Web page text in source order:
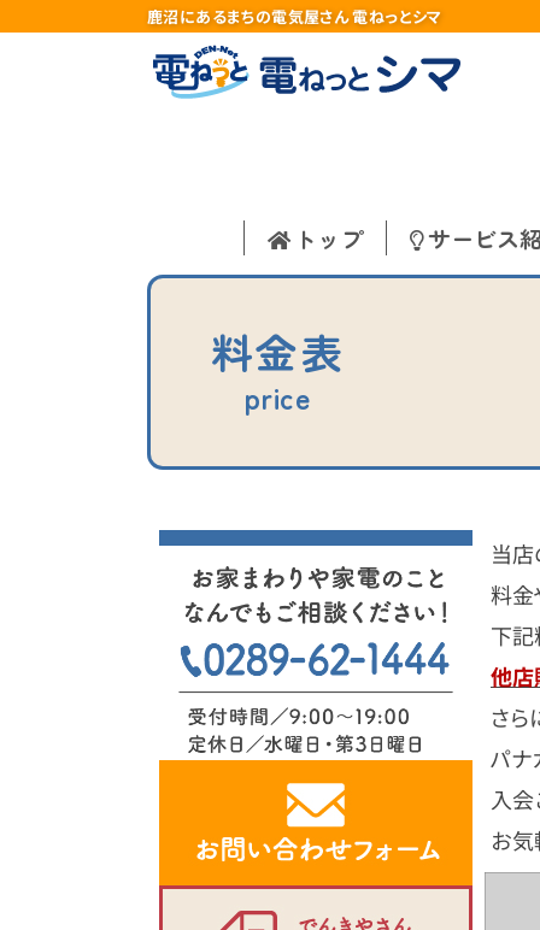
鹿沼にあるまちの電気屋さん 電ねっとシマ
トップ サービス
料金表
price
当店
料金
下記
他店
さら
パナ
入
お